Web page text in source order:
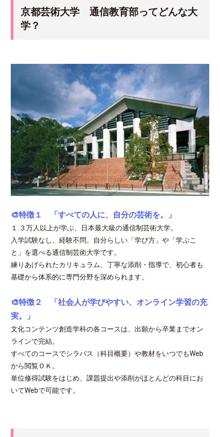
京都芸術大学 通信教育部ってどんな大
学？
🎨特徴１ 「すべての人に、自分の芸術を。」
１.３万人以上が学ぶ、日本最大級の通信制芸術大学。
入学試験なし、経験不問。自分らしい「学び方」や「学ぶこ
と」を選べる通信制芸術大学です。
練りあげられたカリキュラム、丁寧な添削・指導で、初心者も
基礎から体系的に専門分野を深められます。
🎨特徴２ 「社会人が学びやすい、オンライン学習の充
実。」
文化コンテンツ創造学科の各コースは、出願から卒業までオン
ラインで完結。
すべてのコースでシラバス（科目概要）や教材をいつでもWeb
から閲覧ＯＫ。
単位修得試験をはじめ、課題提出や添削がほとんどの科目にお
いてWebで可能です。